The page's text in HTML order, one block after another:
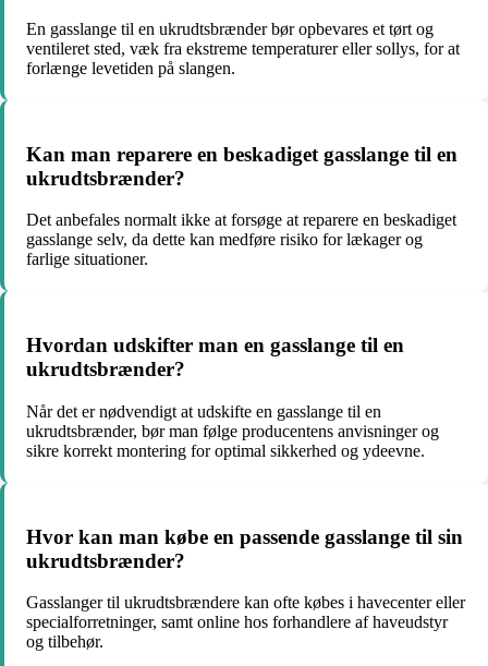
En gasslange til en ukrudtsbrænder bør opbevares et tørt og
ventileret sted, væk fra ekstreme temperaturer eller sollys, for at
forlænge levetiden på slangen.
Kan man reparere en beskadiget gasslange til en
ukrudtsbrænder?
Det anbefales normalt ikke at forsøge at reparere en beskadiget
gasslange selv, da dette kan medføre risiko for lækager og
farlige situationer.
Hvordan udskifter man en gasslange til en
ukrudtsbrænder?
Når det er nødvendigt at udskifte en gasslange til en
ukrudtsbrænder, bør man følge producentens anvisninger og
sikre korrekt montering for optimal sikkerhed og ydeevne.
Hvor kan man købe en passende gasslange til sin
ukrudtsbrænder?
Gasslanger til ukrudtsbrændere kan ofte købes i havecenter eller
specialforretninger, samt online hos forhandlere af haveudstyr
og tilbehør.